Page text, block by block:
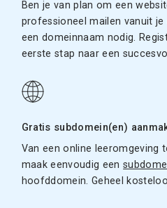
Ben je van plan om een
professioneel mailen vanuit je
een domeinnaam nodig.
eerste stap naar een
Gratis subdomein(en)
Van een online leeromgeving
maak eenvoudig een
hoofddomein. Geheel